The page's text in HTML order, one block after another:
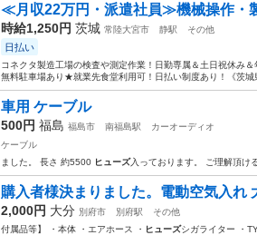
≪月収22万円・派遣社員≫機械操作・
時給1,250円 茨城 常陸大宮市 静駅 その他
日払い
コネクタ製造工場の検査や測定作業！日勤専属＆土日祝休み
無料駐車場あり★就業先食堂利用可！日払い制度あり！《茨
車用 ケーブル
500円 福島 福島市 南福島駅
カーオーディオ
ケーブル
ました。 長さ 約5500 ヒューズ入っております。 ご理解頂け
購入者様決まりました。電動空気入れ
2,000円 大分 別府市 別府駅
その他
付属品等】 ・本体 ・エアホース ・ ヒューズシガライター ・